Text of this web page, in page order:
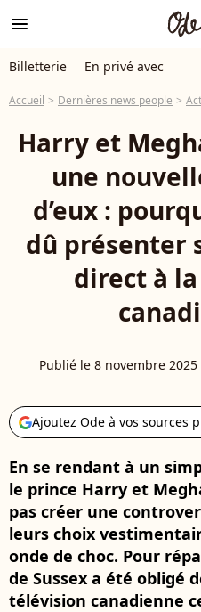
menu
Billetterie En privé avec
Accueil Dernières news people
Harry et
une
d’eux :
dû présenter
direct à
Publié le 8 novembre 2025
Ajoutez Ode à vos sources
En se rendant à un
le prince Harry et
pas créer une
leurs choix
onde de choc. Pour
de Sussex a été obligé
télévision canadienne